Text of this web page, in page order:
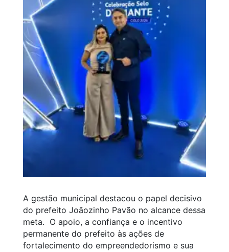
A gestão municipal destacou o papel decisivo
do prefeito Joãozinho Pavão no alcance dessa
meta. O apoio, a confiança e o incentivo
permanente do prefeito às ações de
fortalecimento do empreendedorismo e sua